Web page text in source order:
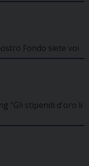
Fondo siete voi
"Gli stipendi d'oro li